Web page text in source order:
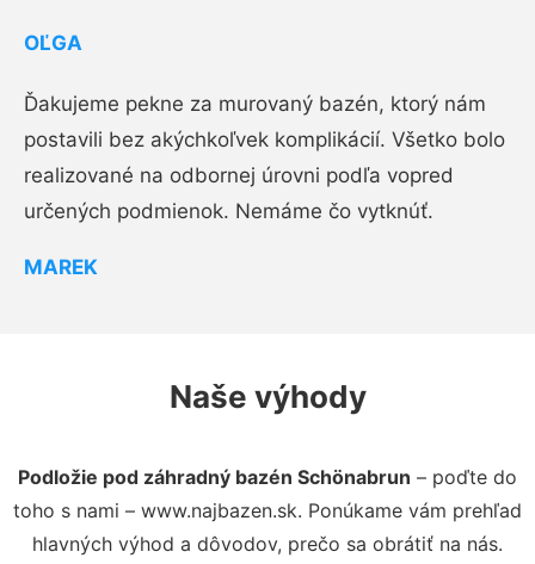
OĽGA
Ďakujeme pekne za murovaný bazén, ktorý nám
postavili bez akýchkoľvek komplikácií. Všetko bolo
realizované na odbornej úrovni podľa vopred
určených podmienok. Nemáme čo vytknúť.
MAREK
Naše výhody
Podložie pod záhradný bazén Schönabrun – poďte do
toho s nami – www.najbazen.sk. Ponúkame vám prehľad
hlavných výhod a dôvodov, prečo sa obrátiť na nás.